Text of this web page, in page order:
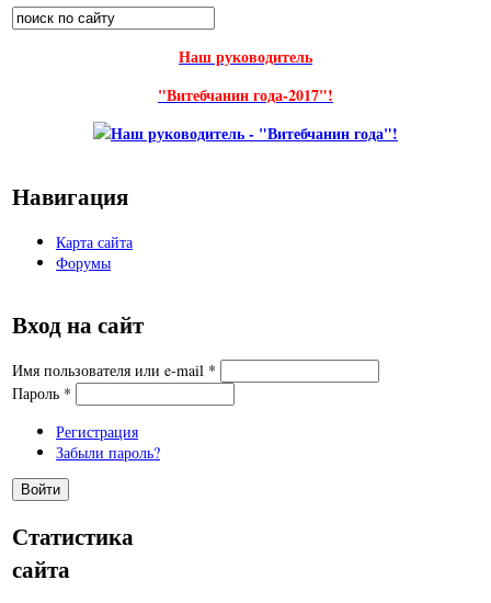
Поиск
Наш руководитель
"Витебчанин года-2017"!
Навигация
Карта сайта
Форумы
Вход на сайт
Имя пользователя или e-mail *
Пароль *
Регистрация
Забыли пароль?
Статистика
сайта